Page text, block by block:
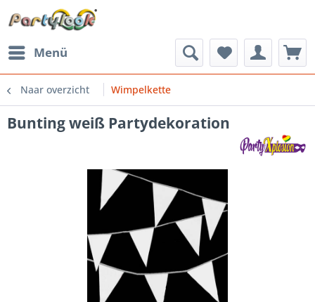
Menü
Naar overzicht Wimpelkette
Bunting weiß Partydekoration